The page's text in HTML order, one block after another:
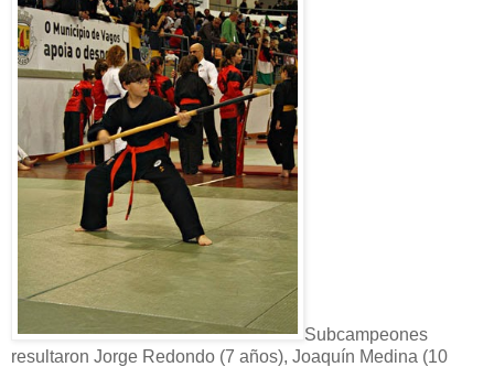
Subcampeones
resultaron Jorge Redondo (7 años), Joaquín Medina (10